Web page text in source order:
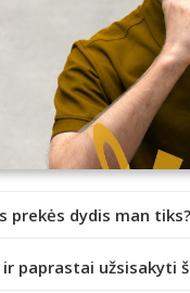
prekės dydis man tiks?
paprastai užsisakyti